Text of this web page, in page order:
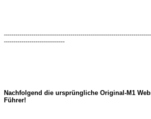
-------------------------------
Nachfolgend die ursprüngliche Original-M1
Führer!